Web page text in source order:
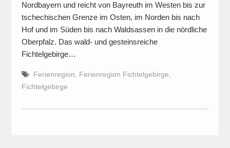
Nordbayern und reicht von Bayreuth im Westen bis zur
tschechischen Grenze im Osten, im Norden bis nach
Hof und im Süden bis nach Waldsassen in die nördliche
Oberpfalz. Das wald- und gesteinsreiche
Fichtelgebirge…
Ferienregion Ferienregion Fichtelgebirge
Fichtelgebirge